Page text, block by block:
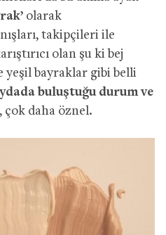
olarak
takipçileri ile
olan şu ki bej
yeşil bayraklar gibi belli
buluştuğu durum ve
, çok daha öznel.